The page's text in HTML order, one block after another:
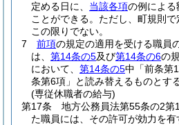
定める日に、 当該各項の例による
ことができる。 ただし、町規則で
この限りでない。
7
前項の規定の適用を受ける職員
は、 第14条の5及び第14条の6の
において、 第14条の5中「前条第
条第6項」と読み替えるものとする
(専従休職者の給与)
第17条
地方公務員法第55条の2第
た職員には、その許可が効力を